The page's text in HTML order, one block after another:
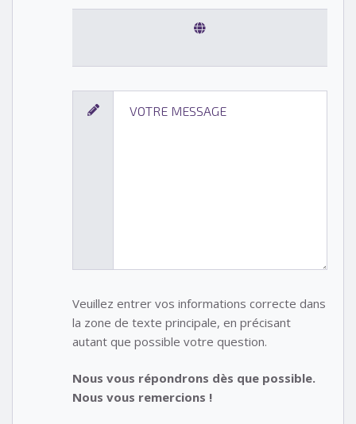
Veuillez entrer vos informations correcte dans
la zone de texte principale, en précisant
autant que possible votre question.
Nous vous répondrons dès que possible.
Nous vous remercions !